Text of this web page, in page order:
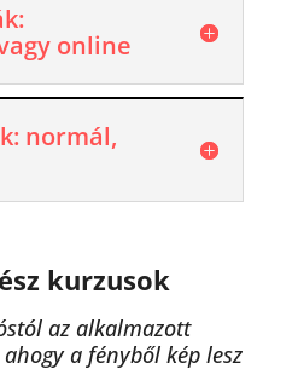
online
normál,
kurzusok
az alkalmazott
a fényből kép lesz